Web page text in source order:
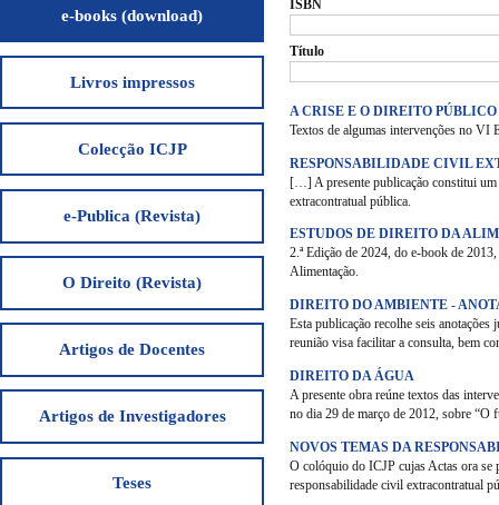
e-books (download)
Livros impressos
Colecção ICJP
e-Publica (Revista)
O Direito (Revista)
Artigos de Docentes
Artigos de Investigadores
Teses
ISBN
Título
A CRISE E O DIREITO PÚBLICO
Textos de algumas intervenções no
RESPONSABILIDADE CIVIL
[…] A presente publicação constitui um
extracontratual pública.
ESTUDOS DE DIREITO DA
2.ª Edição de 2024, do e-book de
Alimentação.
DIREITO DO AMBIENTE -
Esta publicação recolhe seis
reunião visa facilitar a consulta, bem
DIREITO DA ÁGUA
A presente obra reúne textos das
no dia 29 de março de 2012, sobre “O
NOVOS TEMAS DA
O colóquio do ICJP cujas Actas ora se
responsabilidade civil extracontratual